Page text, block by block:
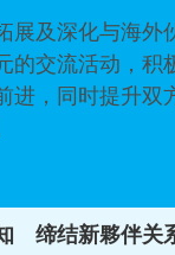
展及深化与海外
的交流活动，积
进，同时提升双
缔结新夥伴关